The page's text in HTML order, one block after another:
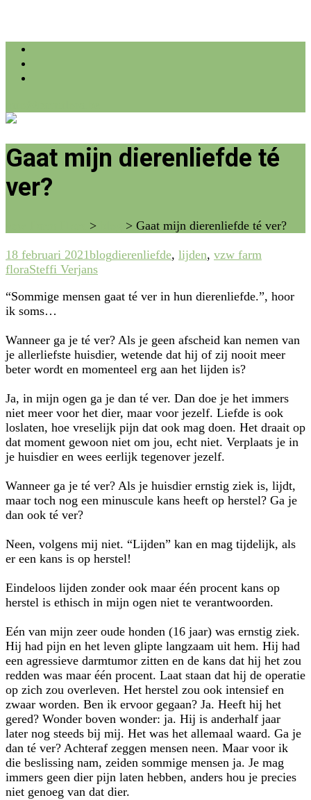
Gaat mijn dierenliefde té
ver?
> > Gaat mijn dierenliefde té ver?
18 februari 2021blogdierenliefde, lijden, vzw farm
floraSteffi Verjans
“Sommige mensen gaat té ver in hun dierenliefde.”, hoor
ik soms…
Wanneer ga je té ver? Als je geen afscheid kan nemen van
je allerliefste huisdier, wetende dat hij of zij nooit meer
beter wordt en momenteel erg aan het lijden is?
Ja, in mijn ogen ga je dan té ver. Dan doe je het immers
niet meer voor het dier, maar voor jezelf. Liefde is ook
loslaten, hoe vreselijk pijn dat ook mag doen. Het draait op
dat moment gewoon niet om jou, echt niet. Verplaats je in
je huisdier en wees eerlijk tegenover jezelf.
Wanneer ga je té ver? Als je huisdier ernstig ziek is, lijdt,
maar toch nog een minuscule kans heeft op herstel? Ga je
dan ook té ver?
Neen, volgens mij niet. “Lijden” kan en mag tijdelijk, als
er een kans is op herstel!
Eindeloos lijden zonder ook maar één procent kans op
herstel is ethisch in mijn ogen niet te verantwoorden.
Eén van mijn zeer oude honden (16 jaar) was ernstig ziek.
Hij had pijn en het leven glipte langzaam uit hem. Hij had
een agressieve darmtumor zitten en de kans dat hij het zou
redden was maar één procent. Laat staan dat hij de operatie
op zich zou overleven. Het herstel zou ook intensief en
zwaar worden. Ben ik ervoor gegaan? Ja. Heeft hij het
gered? Wonder boven wonder: ja. Hij is anderhalf jaar
later nog steeds bij mij. Het was het allemaal waard. Ga je
dan té ver? Achteraf zeggen mensen neen. Maar voor ik
die beslissing nam, zeiden sommige mensen ja. Je mag
immers geen dier pijn laten hebben, anders hou je precies
niet genoeg van dat dier.